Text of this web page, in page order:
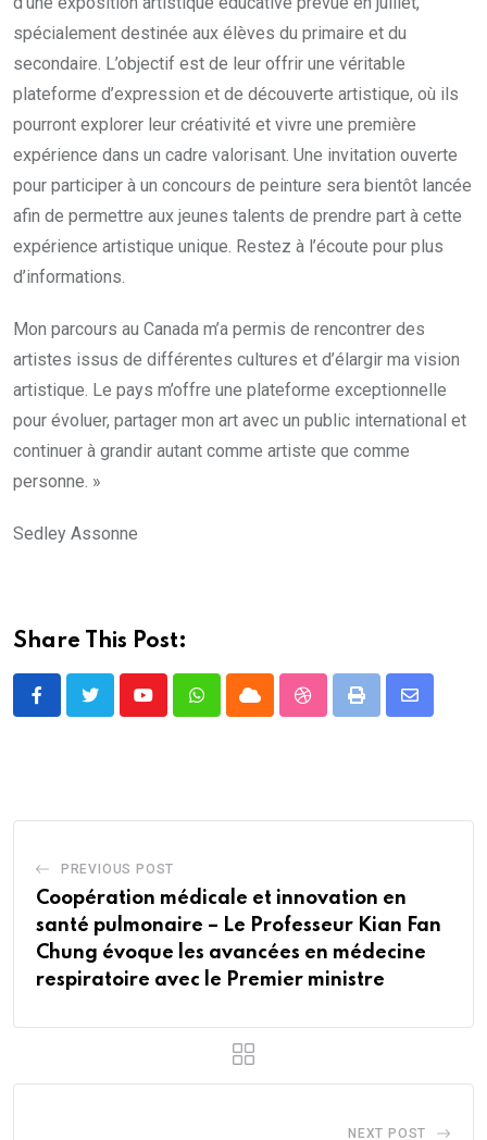
spécialement destinée aux élèves du primaire et du
secondaire. L’objectif est de leur offrir une véritable
plateforme d’expression et de découverte artistique, où ils
pourront explorer leur créativité et vivre une première
expérience dans un cadre valorisant. Une invitation ouverte
pour participer à un concours de peinture sera bientôt lancée
afin de permettre aux jeunes talents de prendre part à cette
expérience artistique unique. Restez à l’écoute pour plus
d’informations.
Mon parcours au Canada m’a permis de rencontrer des
artistes issus de différentes cultures et d’élargir ma vision
artistique. Le pays m’offre une plateforme exceptionnelle
pour évoluer, partager mon art avec un public international et
continuer à grandir autant comme artiste que comme
personne. »
Sedley Assonne
Share This Post:
YoutubeWhatsappCloud StumbleUpon
Print
Share
PREVIOUS POST
Coopération médicale et innovation en
santé pulmonaire – Le Professeur Kian Fan
Chung évoque les avancées en médecine
respiratoire avec le Premier ministre
NEXT POST